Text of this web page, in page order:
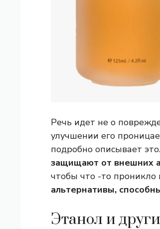
Речь идет не о
улучшении его
подробно описывает
защищают от внешних
чтобы что -то проникло
альтернативы,
Этанол и